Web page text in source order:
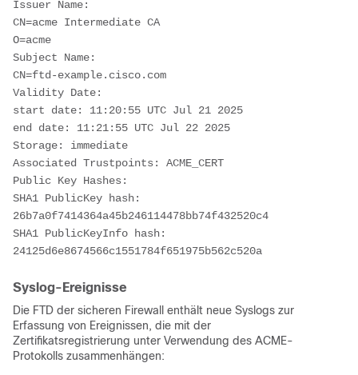
Issuer Name:
CN=acme Intermediate CA
O=acme
Subject Name:
CN=ftd-example.cisco.com
Validity Date:
start date: 11:20:55 UTC Jul 21 2025
end date: 11:21:55 UTC Jul 22 2025
Storage: immediate
Associated Trustpoints: ACME_CERT
Public Key Hashes:
SHA1 PublicKey hash:
26b7a0f7414364a45b246114478bb74f432520c4
SHA1 PublicKeyInfo hash:
24125d6e8674566c1551784f651975b562c520a
Syslog-Ereignisse
Die FTD der sicheren Firewall enthält neue Syslogs zur
Erfassung von Ereignissen, die mit der
Zertifikatsregistrierung unter Verwendung des ACME-
Protokolls zusammenhängen: